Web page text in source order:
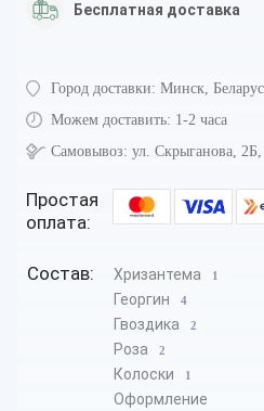
Бесплатная доставка
Город доставки: Минск,
Можем доставить: 1-2 часа
Самовывоз: ул. Скрыганова,
Простая
оплата:
Состав: Хризантема 1
Георгин 4
Гвоздика 2
Роза 2
Колоски 1
Оформление